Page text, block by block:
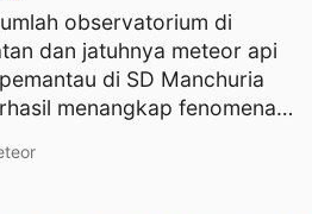
observatorium di
dan jatuhnya meteor api
di SD Manchuria
menangkap fenomena